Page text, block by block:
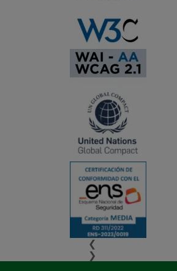
❮
❯